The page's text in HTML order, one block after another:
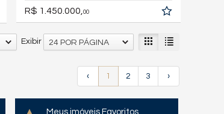
R$ 1.450.000,00
Exibir 24 POR PÁGINA
‹ 1 2 3 ›
Meus imóveis Favoritos